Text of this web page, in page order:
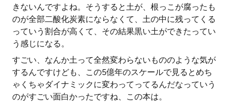
きないんですよね。そうすると土が、根っこが腐ったも
のが全部二酸化炭素にならなくて、土の中に残ってくる
っていう割合が高くて、その結果黒い土ができたってい
う感じになる。
すごい、なんか土って全然変わらないもののような気が
するんですけども、この5億年のスケールで見るとめち
ゃくちゃダイナミックに変わってってるんだなっていう
のがすごい面白かったですね、この本は。